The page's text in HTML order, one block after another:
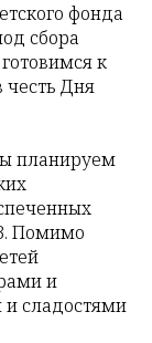
фонда
сбора
к
Дня
планируем
Помимо
и
сладостями